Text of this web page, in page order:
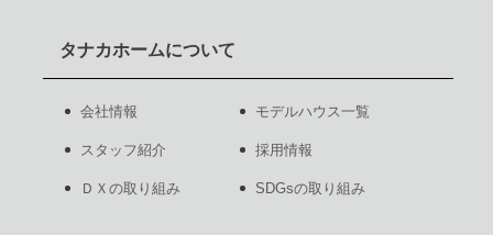
タナカホームについて
会社情報 モデルハウス一覧
スタッフ紹介 採用情報
ＤＸの取り組み SDGsの取り組み